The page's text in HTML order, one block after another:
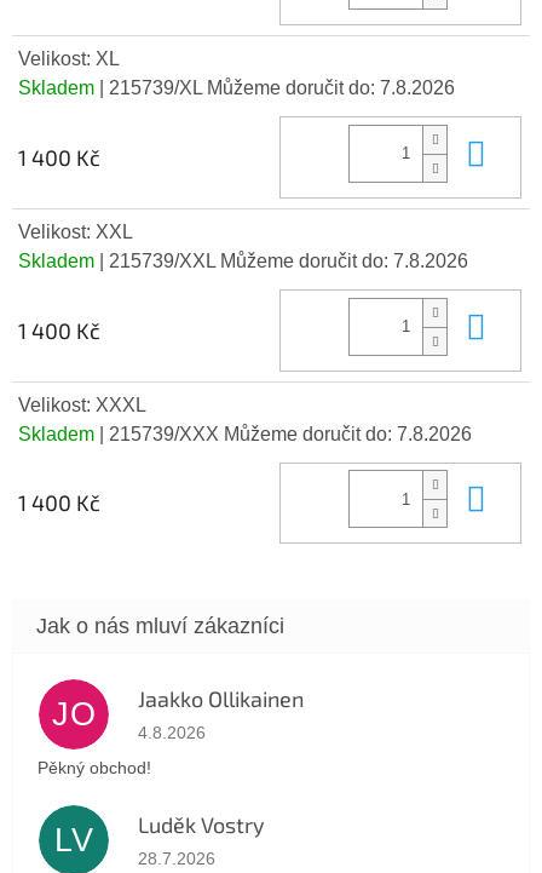
Velikost: XL
Skladem
| 215739/XL Můžeme doručit do: 7.8.2026
1 400 Kč
Velikost: XXL
Skladem
| 215739/XXL Můžeme doručit do: 7.8.2026
1 400 Kč
Velikost: XXXL
Skladem
| 215739/XXX Můžeme doručit do: 7.8.2026
1 400 Kč
JO Jaakko Ollikainen
Hodnocení obchodu je 5 z 5 hvězdiček.
4.8.2026
Pěkný obchod!
LV Luděk Vostry
Hodnocení obchodu je 5 z 5 hvězdiček.
28.7.2026